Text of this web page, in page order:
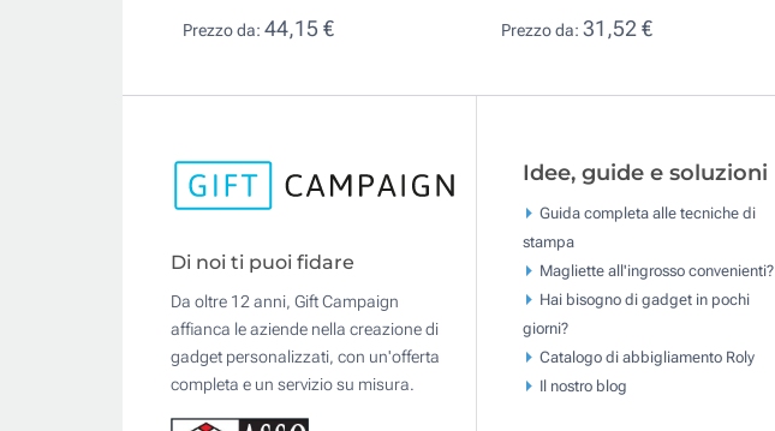
Prezzo da: 44,15 € Prezzo da: 31,52 €
Di noi ti puoi fidare
Da oltre 12 anni, Gift Campaign
affianca le aziende nella creazione di
gadget personalizzati, con un'offerta
completa e un servizio su misura.
Idee, guide e soluzioni
Guida completa alle tecniche di
stampa
Magliette all'ingrosso convenienti?
Hai bisogno di gadget in pochi
giorni?
Catalogo di abbigliamento Roly
Il nostro blog